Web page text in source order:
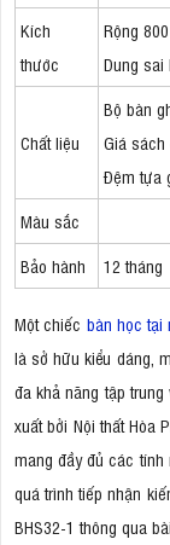
Kích
thước
Rộng
Dung
Chất liệu
Bộ bàn
Giá sách
Đệm tựa
Màu sắc
Bảo hành
12 tháng
Một chiếc bàn học tại
là sở hữu kiểu dáng,
đa khả năng tập
xuất bởi Nội thất Hòa
mang đầy đủ các tính
quá trình tiếp nhận
BHS32-1 thông qua